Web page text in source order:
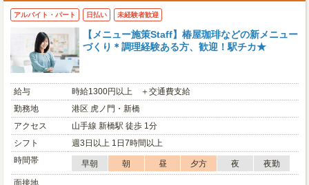
アルバイト・パート 日払い 未経験者歓迎
【メニュー施策Staff】椿屋珈琲などの新メニュー
づくり＊調理経験ある方、歓迎！駅チカ★
給与
時給1300円以上 ＋交通費支給
勤務地
港区 虎ノ門・新橋
アクセス
山手線 新橋駅 徒歩 1分
シフト
週3日以上 1日7時間以上
時間帯
早朝 朝 昼 夕方 夜
夜勤
面接地